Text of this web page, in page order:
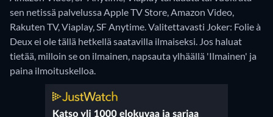
sen netissä palvelussa Apple TV Store, Amazon Video,
Rakuten TV, Viaplay, SF Anytime.Valitettavasti Joker: Folie à
Deux ei ole tällä hetkellä saatavilla ilmaiseksi. Jos haluat
tietää, milloin se on ilmainen, napsauta ylhäällä 'Ilmainen' ja
paina ilmoituskelloa.